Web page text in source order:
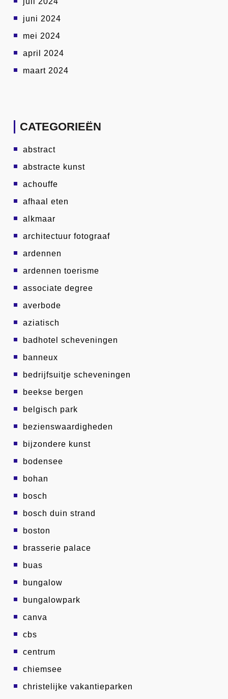
juni 2024
mei 2024
april 2024
maart 2024
CATEGORIEËN
abstract
abstracte kunst
achouffe
afhaal eten
alkmaar
architectuur fotograaf
ardennen
ardennen toerisme
associate degree
averbode
aziatisch
badhotel scheveningen
banneux
bedrijfsuitje scheveningen
beekse bergen
belgisch park
bezienswaardigheden
bijzondere kunst
bodensee
bohan
bosch
bosch duin strand
boston
brasserie palace
buas
bungalow
bungalowpark
canva
cbs
centrum
chiemsee
christelijke vakantieparken